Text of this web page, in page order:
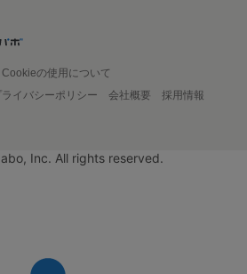
Cookieの使用について
ライバシーポリシー 会社概要
採用情報
Inc. All rights reserved.